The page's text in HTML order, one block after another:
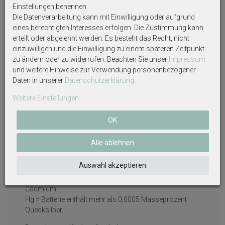
Sie können Altbatterien, die wir als Neubatterien im
Sortiment führen oder geführt haben, unentgeltlich an
unserem Versandlager:
ZauberDeko
Kai Obermüller
Becketalstr. 3-5
DE-51643 Gummersbach
kommunalen Sammelstellen.
Nachfolgend sind Symbole und Abkürzungen erläutert:
dass die Batterie nicht in den Hausmüll gegeben werden
Pb = Batterie enthält mehr als 0,004 Masseprozent Blei
Cadmium
Hg = Batterie enthält mehr als 0,0005 Masseprozent
Quecksilber.
Einstellungen benennen.
Die Datenverarbeitung kann mit Einwilligung oder aufgrund
eines berechtigten Interesses erfolgen. Die Zustimmung kann
erteilt oder abgelehnt werden. Es besteht das Recht, nicht
einzuwilligen und die Einwilligung zu einem späteren Zeitpunkt
zu ändern oder zu widerrufen. Beachten Sie unser Impressum
und weitere Hinweise zur Verwendung personenbezogener
Daten in unserer Daten­schutz­erklärung
Weitere Einstellungen
OK
Alle ablehnen
Auswahl akzeptieren